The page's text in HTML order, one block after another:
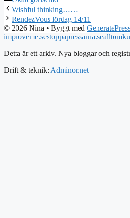
Wishful thinking……
RendezVous lördag 14/11
© 2026 Nina • Byggt med GeneratePress
improveme.sestoppapressarna.se
Detta är ett arkiv. Nya bloggar och
Drift & teknik: Adminor.net